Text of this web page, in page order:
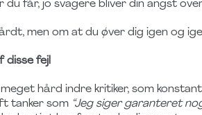
får, jo svagere bliver din angst
men om at du øver dig igen og
disse fejl
hård indre kritiker, som
tanker som “Jeg siger garanteret